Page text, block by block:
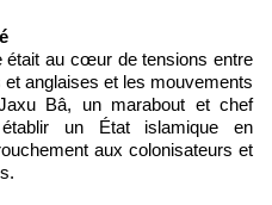
était au cœur de tensions entre
anglaises et les mouvements
Bâ, un marabout et chef
un État islamique en
aux colonisateurs et